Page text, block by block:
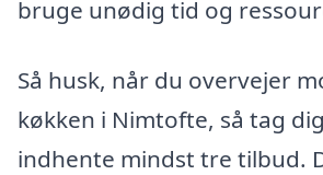
bruge unødig tid og
Så husk, når du overvejer
køkken i Nimtofte, så tag
indhente mindst tre tilbud.